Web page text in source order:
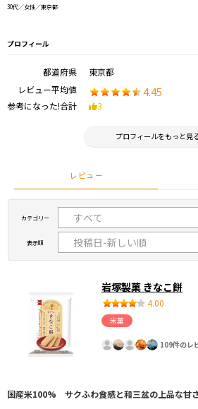
30代／女性／東京都
プロフィール
都道府県
東京都
レビュー平均値
4.45
参考になった!合計 3
プロフィールをもっと見
レビュー
カテゴリー
表示順
岩塚製菓 きなこ餅
4.00
米菓
109件のレ
国産米100% サクふわ食感と和三盆の上品な甘